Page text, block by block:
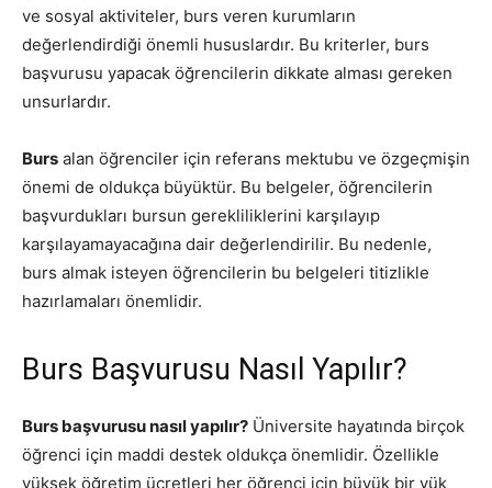
ve sosyal aktiviteler, burs veren kurumların
değerlendirdiği önemli hususlardır. Bu kriterler, burs
başvurusu yapacak öğrencilerin dikkate alması gereken
unsurlardır.
Burs alan öğrenciler için referans mektubu ve özgeçmişin
önemi de oldukça büyüktür. Bu belgeler, öğrencilerin
başvurdukları bursun gerekliliklerini karşılayıp
karşılayamayacağına dair değerlendirilir. Bu nedenle,
burs almak isteyen öğrencilerin bu belgeleri titizlikle
hazırlamaları önemlidir.
Burs Başvurusu Nasıl Yapılır?
Burs başvurusu nasıl yapılır? Üniversite hayatında birçok
öğrenci için maddi destek oldukça önemlidir. Özellikle
yüksek öğretim ücretleri her öğrenci için büyük bir yük